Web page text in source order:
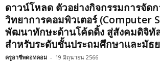
ดาวน์โหลด ตัวอย่างกิจกรรมการจัดก
วิทยาการคอมพิวเตอร์ (Computer
พัฒนาทักษะด้านโค้ดดิ้ง สู่สังคมดิจิทั
สำหรับระดับชั้นประถมศึกษาและมัธ
ครูอาชีพดอทคอม - 19 มิถุนายน 2566